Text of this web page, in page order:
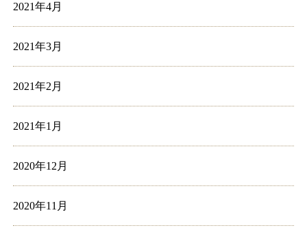
2021年4月
2021年3月
2021年2月
2021年1月
2020年12月
2020年11月